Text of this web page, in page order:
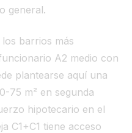
general.
los barrios más
A2 medio con
plantearse aquí una
75 m² en segunda
hipotecario en el
C1+C1 tiene acceso